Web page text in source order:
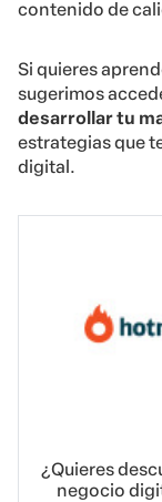
contenido de
Si quieres
sugerimos
desarrollar tu
estrategias que
digital.
¿Quieres
negocio